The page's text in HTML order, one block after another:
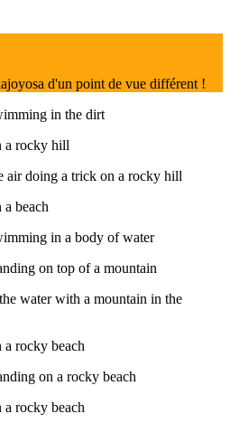
d'un point de vue différent !